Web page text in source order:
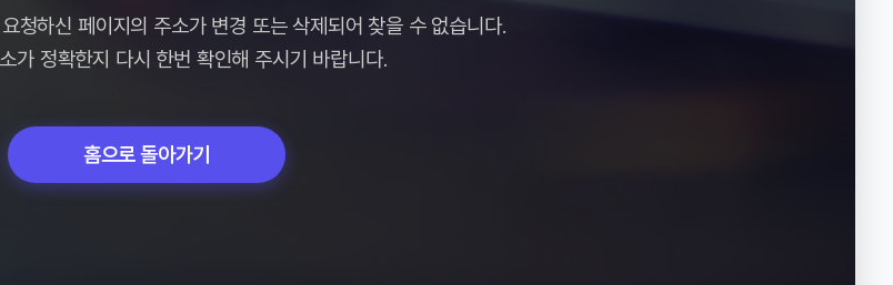
청하신 페이지의 주소가 변경 또는 삭제되어 찾을 수 없습니다.
가 정확한지 다시 한번 확인해 주시기 바랍니다.
홈으로 돌아가기